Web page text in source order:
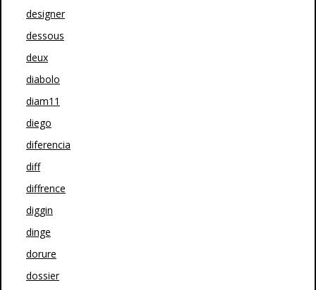
designer
dessous
deux
diabolo
diam11
diego
diferencia
diff
diffrence
diggin
dinge
dorure
dossier